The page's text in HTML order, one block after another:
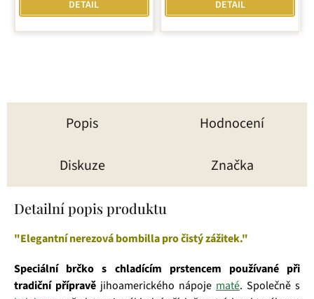
5
hvězdiček.
DETAIL DETAIL
Popis Hodnocení
Diskuze Značka
Detailní popis produktu
"Elegantní nerezová bombilla pro čistý zážitek."
Speciální brčko s chladícím prstencem používané při
tradiční přípravě jihoamerického nápoje maté. Společně s